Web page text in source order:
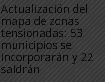
Actualización del
mapa de zonas
tensionadas: 53
municipios se
incorporarán y 22
saldrán